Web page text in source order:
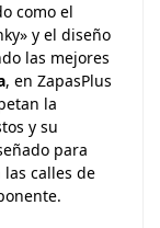
como el
y el diseño
las mejores
, en ZapasPlus
la
y su
para
calles de